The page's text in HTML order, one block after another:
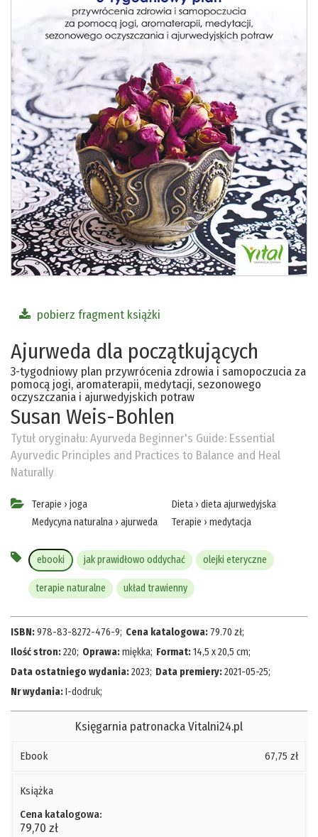
pobierz fragment książki
Ajurweda dla początkujących
3-tygodniowy plan przywrócenia zdrowia i samopoczucia za
pomocą jogi, aromaterapii, medytacji, sezonowego
oczyszczania i ajurwedyjskich potraw
Susan Weis-Bohlen
Tytuł oryginału:Ayurveda Beginner's Guide: Essential
Ayurvedic Principles and Practices to Balance and Heal
Naturally
Terapie › joga
Medycyna naturalna › ajurweda
Dieta › dieta ajurwedyjska
Terapie › medytacja
ebooki jak prawidłowo oddychać olejki eteryczne
terapie naturalne układ trawienny
ISBN:978-83-8272-476-9; Cena katalogowa: 79.70 zł;
Ilość stron:220; Oprawa:miękka; Format:14,5 x 20,5 cm;
Data ostatniego wydania:2023; Data premiery:2021-05-25;
Nr wydania:I-dodruk;
Księgarnia patronacka Vitalni24.pl
Ebook 67,75 zł
Książka
Cena katalogowa:
79,70 zł